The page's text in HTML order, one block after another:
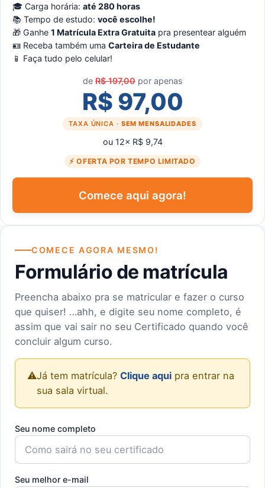
🎓 Carga horária: até 280 horas
📚 Tempo de estudo: você escolhe!
🎁 Ganhe 1 Matrícula Extra Gratuita pra presentear alguém
🪪 Receba também uma Carteira de Estudante
📱 Faça tudo pelo celular!
de R$ 197,00 por apenas
R$ 97,00
TAXA ÚNICA · SEM MENSALIDADES
ou 12× R$ 9,74
⚡ OFERTA POR TEMPO LIMITADO
Comece aqui agora!
COMECE AGORA MESMO!
Formulário de matrícula
Preencha abaixo pra se matricular e fazer o curso
que quiser! …ahh, e digite seu nome completo, é
assim que vai sair no seu Certificado quando você
concluir algum curso.
⚠️Já tem matrícula? Clique aqui pra entrar na
sua sala virtual.
Seu nome completo
Seu melhor e-mail